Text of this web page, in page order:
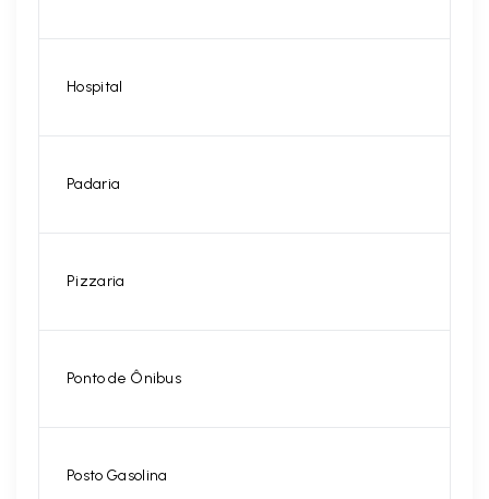
Hospital
Padaria
Pizzaria
Ponto de Ônibus
Posto Gasolina